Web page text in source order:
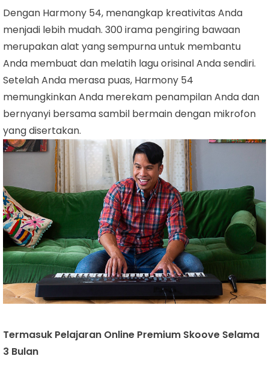
Dengan Harmony 54, menangkap kreativitas Anda
menjadi lebih mudah. 300 irama pengiring bawaan
merupakan alat yang sempurna untuk membantu
Anda membuat dan melatih lagu orisinal Anda sendiri.
Setelah Anda merasa puas, Harmony 54
memungkinkan Anda merekam penampilan Anda dan
bernyanyi bersama sambil bermain dengan mikrofon
yang disertakan.
Termasuk Pelajaran Online Premium Skoove Selama
3 Bulan